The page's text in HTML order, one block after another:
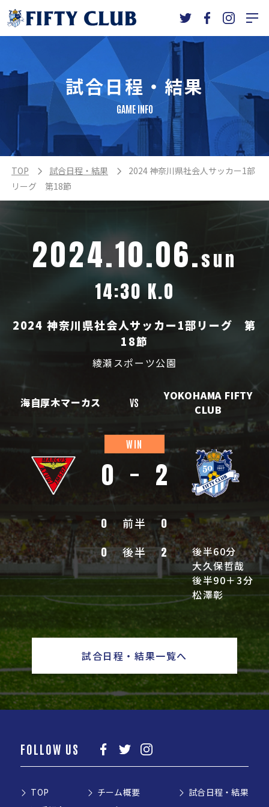
試合日程・結果
GAME INFO
TOP 試合日程・結果
2024 神奈川県社会人サッカー1部
リーグ 第18節
2024.10.06.sun
14:30 K.O
2024 神奈川県社会人サッカー1部リーグ 第
18節
綾瀬スポーツ公園
海自厚木マーカス VS
YOKOHAMA FIFTY
CLUB
WIN
0 2
0 前半
0
0
後半 2
後半60分
大久保哲哉
後半90＋3分
松澤彰
試合日程・結果一覧へ
FOLLOW US
TOP チーム概要
試合日程・結果